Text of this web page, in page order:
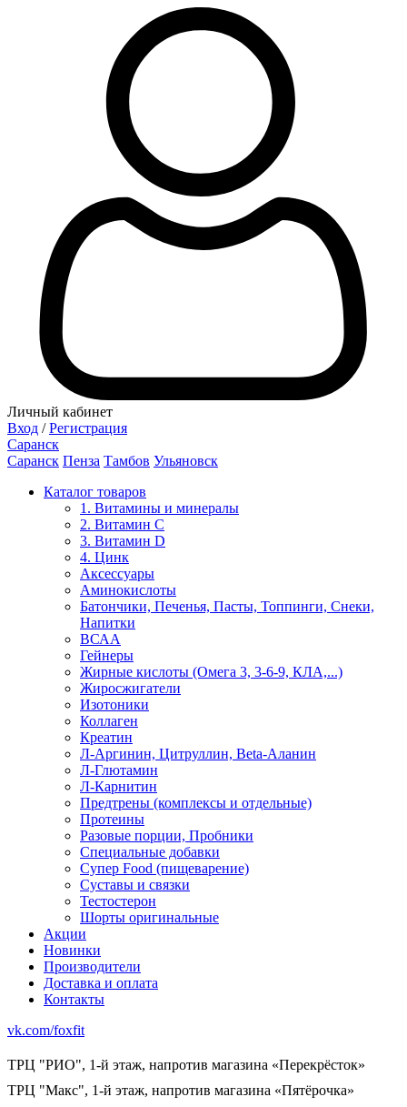
Личный кабинет
Вход / Регистрация
Саранск
Саранск Пенза Тамбов Ульяновск
Каталог товаров
1. Витамины и минералы
2. Витамин С
3. Витамин D
4. Цинк
Аксессуары
Аминокислоты
Батончики, Печенья, Пасты, Топпинги, Снеки,
Напитки
ВСАА
Гейнеры
Жирные кислоты (Омега 3, 3-6-9, КЛА,...)
Жиросжигатели
Изотоники
Коллаген
Креатин
Л-Аргинин, Цитруллин, Beta-Аланин
Л-Глютамин
Л-Карнитин
Предтрены (комплексы и отдельные)
Протеины
Разовые порции, Пробники
Специальные добавки
Супер Food (пищеварение)
Суставы и связки
Тестостерон
Шорты оригинальные
Акции
Новинки
Производители
Доставка и оплата
Контакты
vk.com/foxfit
ТРЦ "РИО", 1-й этаж, напротив магазина «Перекрёсток»
ТРЦ "Макс", 1-й этаж, напротив магазина «Пятёрочка»